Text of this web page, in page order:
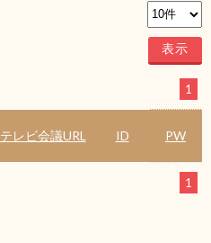
1
テレビ会議URL ID PW
1